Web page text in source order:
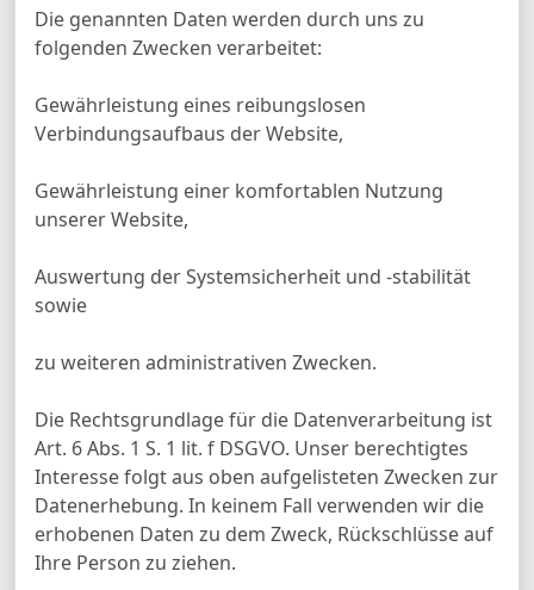
Die genannten Daten werden durch uns zu
folgenden Zwecken verarbeitet:
Gewährleistung eines reibungslosen
Verbindungsaufbaus der Website,
Gewährleistung einer komfortablen Nutzung
unserer Website,
Auswertung der Systemsicherheit und -stabilität
sowie
zu weiteren administrativen Zwecken.
Die Rechtsgrundlage für die Datenverarbeitung ist
Art. 6 Abs. 1 S. 1 lit. f DSGVO. Unser berechtigtes
Interesse folgt aus oben aufgelisteten Zwecken zur
Datenerhebung. In keinem Fall verwenden wir die
erhobenen Daten zu dem Zweck, Rückschlüsse auf
Ihre Person zu ziehen.